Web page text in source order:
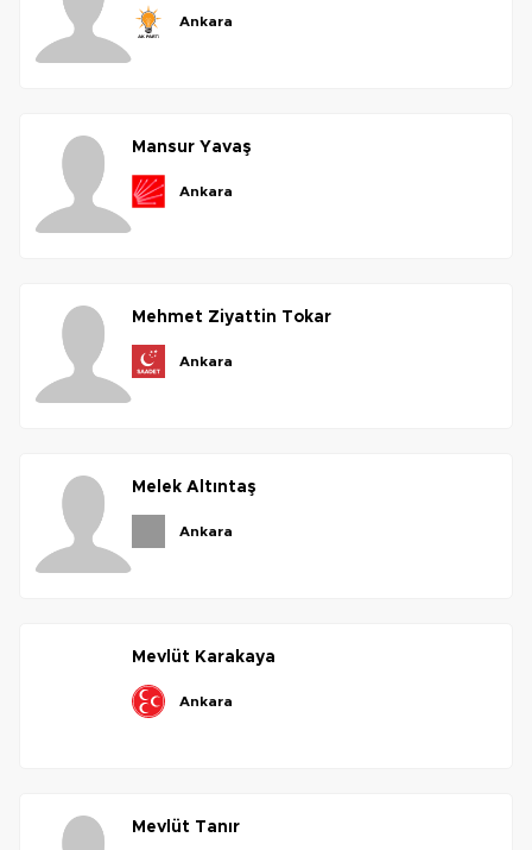
ankara
mansur yavaş
ankara
mehmet ziyattin tokar
ankara
melek altıntaş
ankara
mevlüt karakaya
ankara
mevlüt tanır